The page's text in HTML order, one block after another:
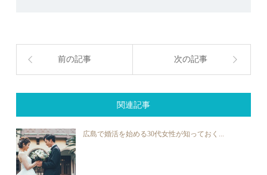
前の記事 次の記事
関連記事
広島で婚活を始める30代女性が知っておく...